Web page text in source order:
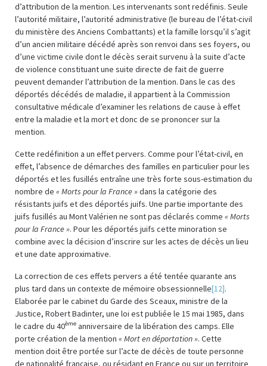
d’attribution de la mention. Les intervenants sont redéfinis. Seule
l’autorité militaire, l’autorité administrative (le bureau de l’état-civil
du ministère des Anciens Combattants) et la famille lorsqu’il s’agit
d’un ancien militaire décédé après son renvoi dans ses foyers, ou
d’une victime civile dont le décès serait survenu à la suite d’acte
de violence constituant une suite directe de fait de guerre
peuvent demander l’attribution de la mention. Dans le cas des
déportés décédés de maladie, il appartient à la Commission
consultative médicale d’examiner les relations de cause à effet
entre la maladie et la mort et donc de se prononcer sur la
mention.
Cette redéfinition a un effet pervers. Comme pour l’état-civil, en
effet, l’absence de démarches des familles en particulier pour les
déportés et les fusillés entraîne une très forte sous-estimation du
nombre de « Morts pour la France »dans la catégorie des
résistants juifs et des déportés juifs. Une partie importante des
juifs fusillés au Mont Valérien ne sont pas déclarés comme « Morts
pour la France ». Pour les déportés juifs cette minoration se
combine avec la décision d’inscrire sur les actes de décès un lieu
et une date approximative.
La correction de ces effets pervers a été tentée quarante ans
plus tard dans un contexte de mémoire obsessionnelle[12].
Elaborée par le cabinet du Garde des Sceaux, ministre de la
Justice, Robert Badinter, une loi est publiée le 15 mai 1985, dans
le cadre du 40ème anniversaire de la libération des camps. Elle
porte création de la mention « Mort en déportation ». Cette
mention doit être portée sur l’acte de décès de toute personne
de nationalité française, ou résidant en France ou sur un territoire